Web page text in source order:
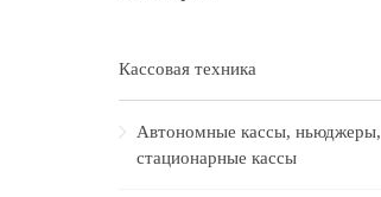
Кассовая техника
Автономные кассы, ньюджеры,
стационарные кассы